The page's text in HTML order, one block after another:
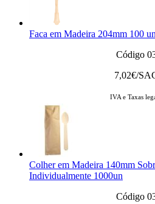
Faca em Madeira 204mm 100 un
Código
7,02€/
IVA e Taxas
Colher em Madeira 140mm
Individualmente 1000un
Código